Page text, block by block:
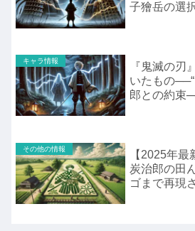
子獪岳の選
キャラ情報
『鬼滅の刃
いたもの
郎との約束
その他の情報
【2025年
炭治郎の田
ゴまで再現